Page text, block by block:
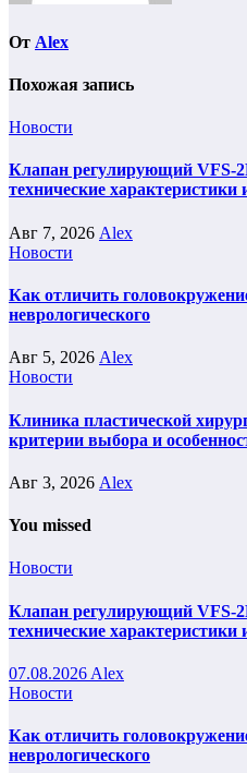
От Alex
Похожая запись
Новости
Клапан регулирующий VFS-
технические характеристики
Авг 7, 2026 Alex
Новости
Как отличить
неврологического
Авг 5, 2026 Alex
Новости
Клиника пластической
критерии выбора и
Авг 3, 2026 Alex
You missed
Новости
Клапан регулирующий VFS-
технические характеристики
07.08.2026 Alex
Новости
Как отличить
неврологического